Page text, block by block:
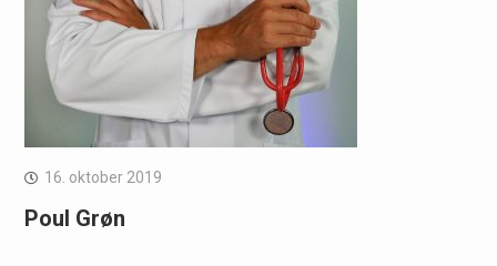
16. oktober 2019
Poul Grøn